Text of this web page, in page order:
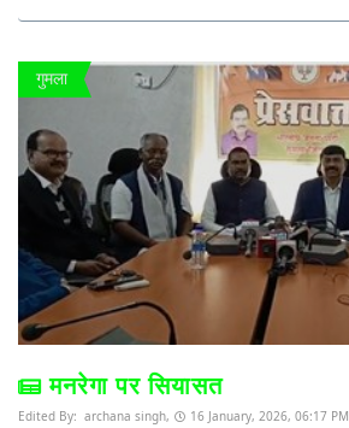
गुमला
मनरेगा पर सियासत
Edited By: archana singh, 16 January, 2026, 06:17 PM